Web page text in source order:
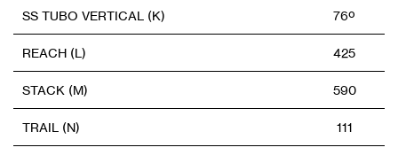
SS TUBO VERTICAL (K) 76º
REACH (L) 425
STACK (M) 590
TRAIL (N) 111